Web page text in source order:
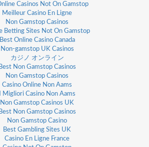
Casinos Not On Gamstop
Meilleur Casino En Ligne
Non Gamstop Casinos
Betting Sites Not On Gamstop
Best Online Casino Canada
Non-gamstop UK Casinos
カジノ オンライン
Best Non Gamstop Casinos
Non Gamstop Casinos
Casino Online Non Aams
I Migliori Casino Non Aams
Non Gamstop Casinos UK
Best Non Gamstop Casinos
Non Gamstop Casino
Best Gambling Sites UK
Casino En Ligne France